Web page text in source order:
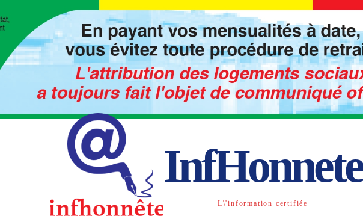
InfHonnete
L\'information certifiée